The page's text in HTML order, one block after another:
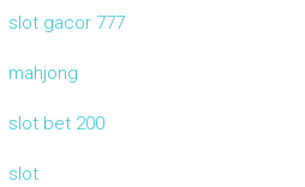
slot gacor 777
mahjong
slot bet 200
slot